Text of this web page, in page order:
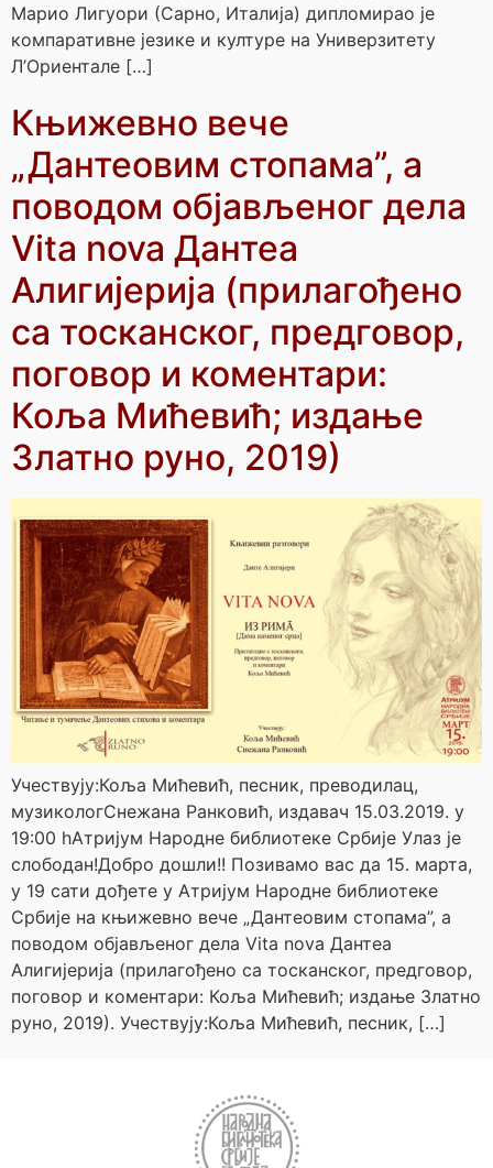
Марио Лигуори (Сарно, Италија) дипломирао је
компаративне језике и културе на Универзитету
Л’Ориентале […]
Књижевно вече
„Дантеовим стопама”, а
поводом објављеног дела
Vita nova Дантеа
Алигијерија (прилагођено
са тосканског, предговор,
поговор и коментари:
Коља Мићевић; издање
Златно руно, 2019)
Учествују:Коља Мићевић, песник, преводилац,
музикологСнежана Ранковић, издавач 15.03.2019. у
19:00 hАтријум Народне библиотеке Србије Улаз је
слободан!Добро дошли!! Позивамо вас да 15. марта,
у 19 сати дођете у Атријум Народне библиотеке
Србије на књижевно вече „Дантеовим стопама”, а
поводом објављеног дела Vita nova Дантеа
Алигијерија (прилагођено са тосканског, предговор,
поговор и коментари: Коља Мићевић; издање Златно
руно, 2019). Учествују:Коља Мићевић, песник, […]